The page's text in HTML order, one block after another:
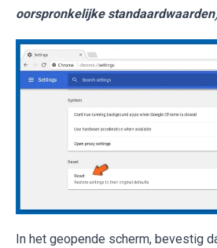
oorspronkelijke
In het geopende scherm, bevestig